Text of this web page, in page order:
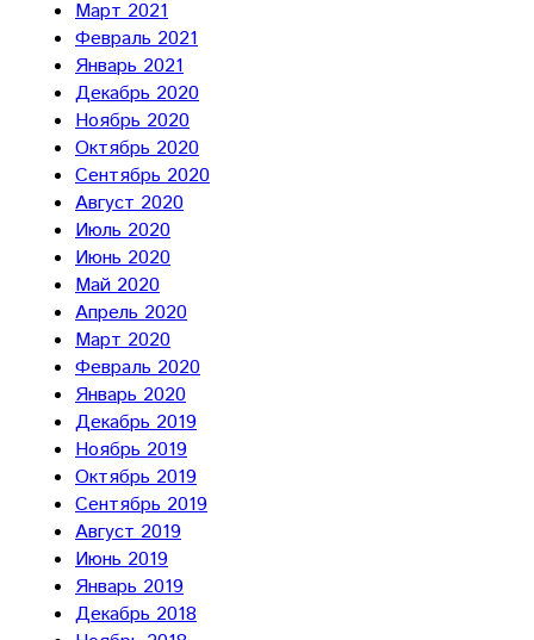
Март 2021
Февраль 2021
Январь 2021
Декабрь 2020
Ноябрь 2020
Октябрь 2020
Сентябрь 2020
Август 2020
Июль 2020
Июнь 2020
Май 2020
Апрель 2020
Март 2020
Февраль 2020
Январь 2020
Декабрь 2019
Ноябрь 2019
Октябрь 2019
Сентябрь 2019
Август 2019
Июнь 2019
Январь 2019
Декабрь 2018